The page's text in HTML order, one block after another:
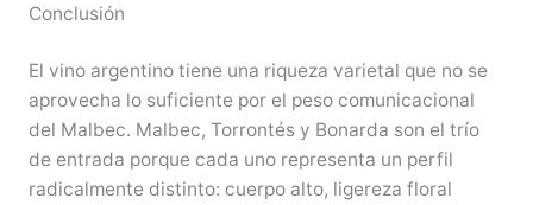
Conclusión
El vino argentino tiene una riqueza varietal que no se
aprovecha lo suficiente por el peso comunicacional
del Malbec. Malbec, Torrontés y Bonarda son el trío
de entrada porque cada uno representa un perfil
radicalmente distinto: cuerpo alto, ligereza floral